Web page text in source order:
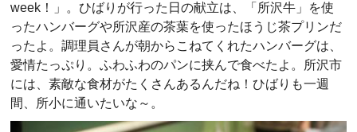
week！」。ひばりが行った日の献立は、「所沢牛」を使
ったハンバーグや所沢産の茶葉を使ったほうじ茶プリンだ
ったよ。調理員さんが朝からこねてくれたハンバーグは、
愛情たっぷり。ふわふわのパンに挟んで食べたよ。所沢市
には、素敵な食材がたくさんあるんだね！ひばりも一週
間、所小に通いたいな～。